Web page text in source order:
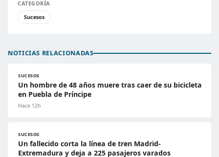
CATEGORÍA
Sucesos
NOTICIAS RELACIONADAS
SUCESOS
Un hombre de 48 años muere tras caer de su bicicleta
en Puebla de Príncipe
Hace 12h
SUCESOS
Un fallecido corta la línea de tren Madrid-
Extremadura y deja a 225 pasajeros varados